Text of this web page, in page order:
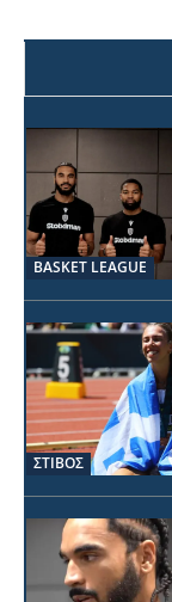
BASKET LEAGUE
ΣΤΙΒΟΣ